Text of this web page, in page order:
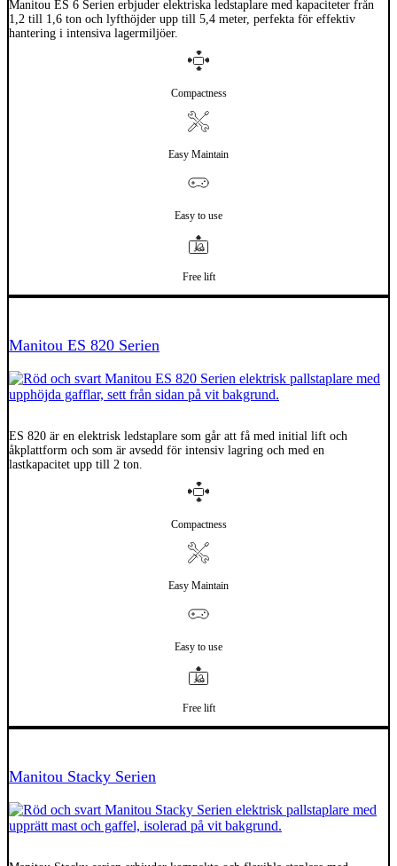
Manitou ES 6 Serien erbjuder elektriska ledstaplare med kapaciteter från
1,2 till 1,6 ton och lyfthöjder upp till 5,4 meter, perfekta för effektiv
hantering i intensiva lagermiljöer.
Compactness
Easy Maintain
Easy to use
Free lift
Manitou ES 820 Serien
ES 820 är en elektrisk ledstaplare som går att få med initial lift och
åkplattform och som är avsedd för intensiv lagring och med en
lastkapacitet upp till 2 ton.
Compactness
Easy Maintain
Easy to use
Free lift
Manitou Stacky Serien